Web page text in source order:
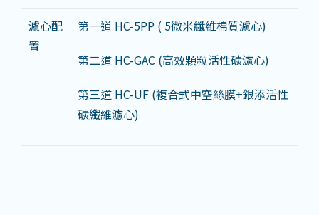
濾心配
置
第一道 HC-5PP ( 5微米纖維棉質濾心)
第二道 HC-GAC (高效顆粒活性碳濾心)
第三道 HC-UF (複合式中空絲膜+銀添活性
碳纖維濾心)